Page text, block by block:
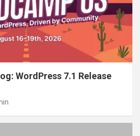
WordPress 7.1 Release